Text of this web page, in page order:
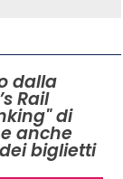
dalla
Rail
di
anche
biglietti